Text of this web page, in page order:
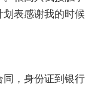
表感谢我的时候
，身份证到银行